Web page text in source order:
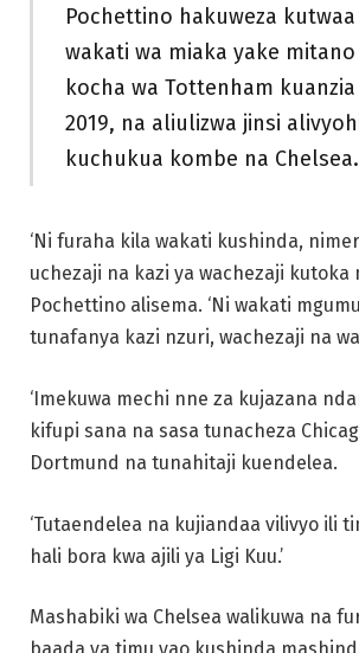
Pochettino hakuweza
wakati wa miaka yake mitano
kocha wa Tottenham kuanzia
2019, na aliulizwa jinsi
kuchukua kombe na Chelsea.
‘Ni furaha kila wakati kushinda,
uchezaji na kazi ya wachezaji kutoka
Pochettino alisema. ‘Ni wakati
tunafanya kazi nzuri, wachezaji na
‘Imekuwa mechi nne za kujazana
kifupi sana na sasa tunacheza
Dortmund na tunahitaji kuendelea.
‘Tutaendelea na kujiandaa vilivyo ili
hali bora kwa ajili ya Ligi Kuu.’
Mashabiki wa Chelsea walikuwa na